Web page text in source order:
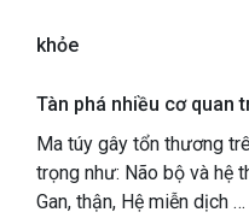
khỏe
Tàn phá nhiều cơ quan
Ma túy gây tổn thương
trọng như: Não bộ và hệ
Gan, thận, Hệ miễn dịch …